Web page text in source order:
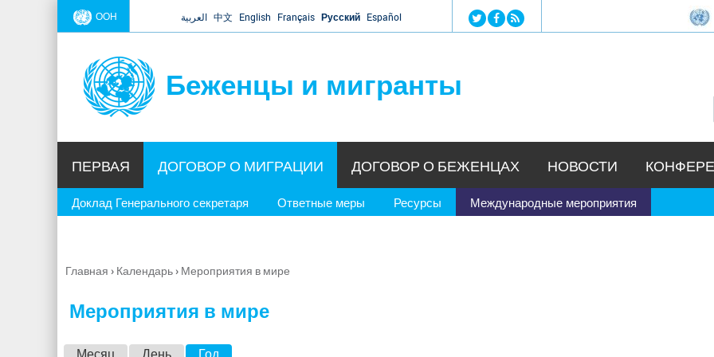
Jump to navigation
ООН العربية 中文 English Français Русский Español
Беженцы и мигранты
ПЕРВАЯ ДОГОВОР О МИГРАЦИИ
Доклад Генерального секретаря Ответные меры Ресурсы Международные мероприятия
ДОГОВОР О БЕЖЕНЦАХ НОВОСТИ
Вы
Главная › Календарь› Мероприятия в мире
Мероприятия в мире